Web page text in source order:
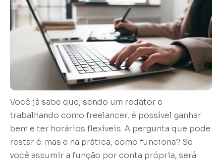
Você já sabe que, sendo um redator e
trabalhando como freelancer, é possível ganhar
bem e ter horários flexíveis. A pergunta que pode
restar é: mas e na prática, como funciona? Se
você assumir a função por conta própria, será